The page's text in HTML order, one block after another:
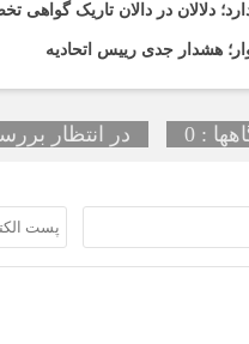
دلالان در دالان تاریک گواهی
هشدار جدی رییس اتحادیه
: 0 در انتظار